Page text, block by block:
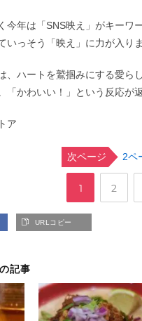
今年は「SNS映え」がキーワ
っそう「映え」に力が入りま
、ハートを鷲掴みにする愛ら
「かわいい！」という反応が
ア
次ページ 2ペ
ペ
ー
1
,
ペ
2
,
URLコピー
記事